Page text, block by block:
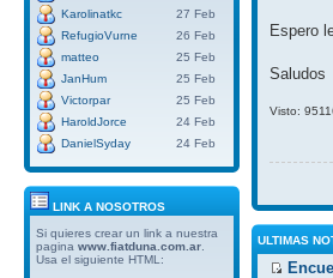
Karolinatkc
27 Feb
RefugioVurne
26 Feb
matteo
25 Feb
JanHum
25 Feb
Victorpar
25 Feb
HaroldJorce
24 Feb
DanielSyday
24 Feb
LINK A NOSOTROS
Si quieres crear un link a nuestra
pagina www.fiatduna.com.ar
Usa el siguiente HTML:
Espero
Saludos
Visto:
ULTIMAS